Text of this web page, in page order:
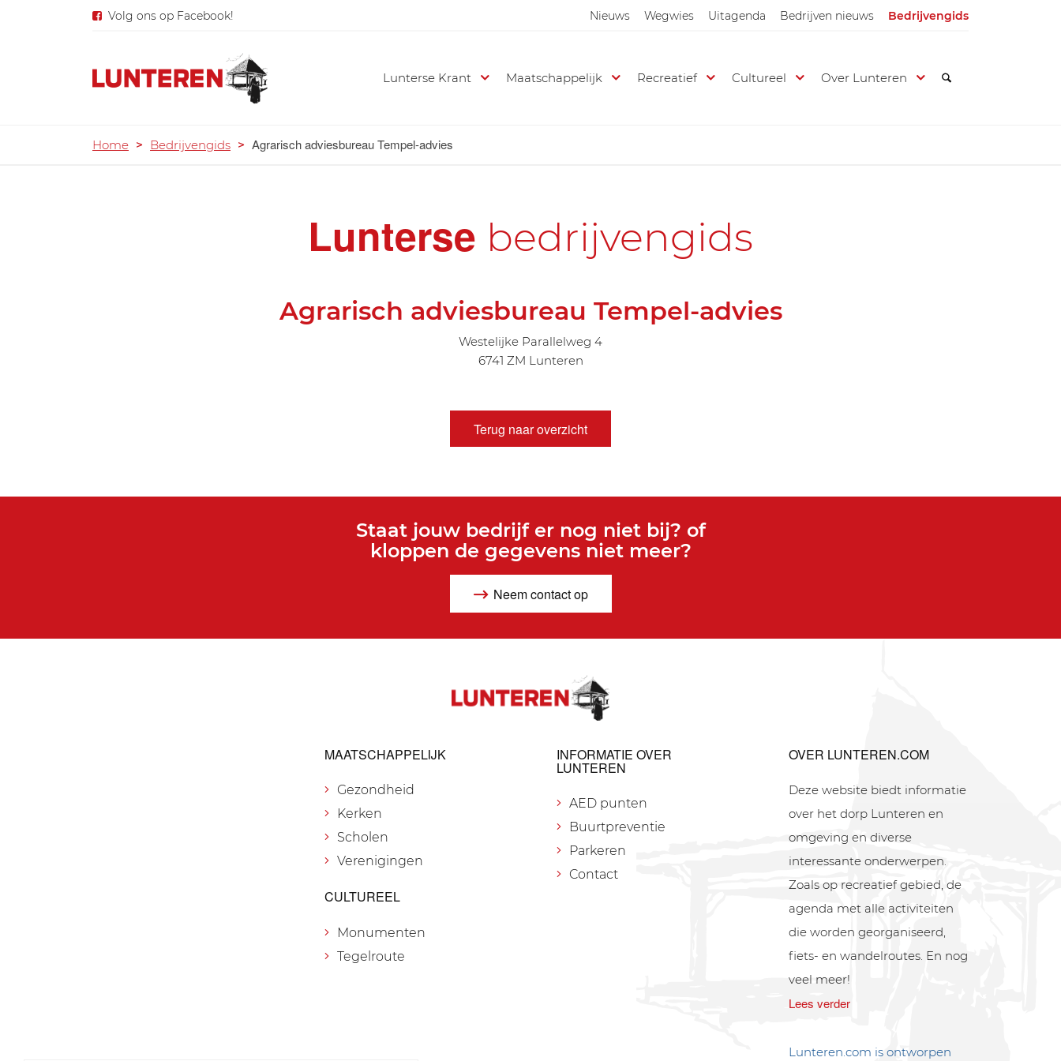
Nieuws Wegwies Uitagenda Bedrijven nieuws Bedrijvengids
Volg ons op Facebook!
Lunterse Krant Maatschappelijk Recreatief Cultureel Over Lunteren
Home > Bedrijvengids > Agrarisch adviesbureau Tempel-advies
Lunterse bedrijvengids
Agrarisch adviesbureau Tempel-advies
Westelijke Parallelweg 4
6741 ZM Lunteren
Terug naar overzicht
Staat jouw bedrijf er nog niet bij? of
kloppen de gegevens niet meer?
Neem contact op
MAATSCHAPPELIJK
Gezondheid
Kerken
Scholen
Verenigingen
CULTUREEL
Monumenten
Tegelroute
INFORMATIE OVER
LUNTEREN
AED punten
Buurtpreventie
Parkeren
Contact
OVER LUNTEREN.COM
Deze website biedt informatie
over het dorp Lunteren en
omgeving en diverse
interessante onderwerpen.
Zoals op recreatief gebied, de
agenda met alle activiteiten
die worden georganiseerd,
fiets- en wandelroutes. En nog
veel meer!
Lees verder
Lunteren.com is ontworpen